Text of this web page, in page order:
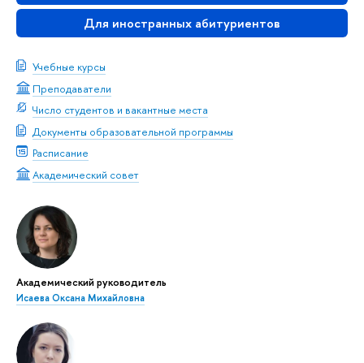
Для иностранных абитуриентов
Учебные курсы
Преподаватели
Число студентов и вакантные места
Документы образовательной программы
Расписание
Академический совет
Академический руководитель
Исаева Оксана Михайловна